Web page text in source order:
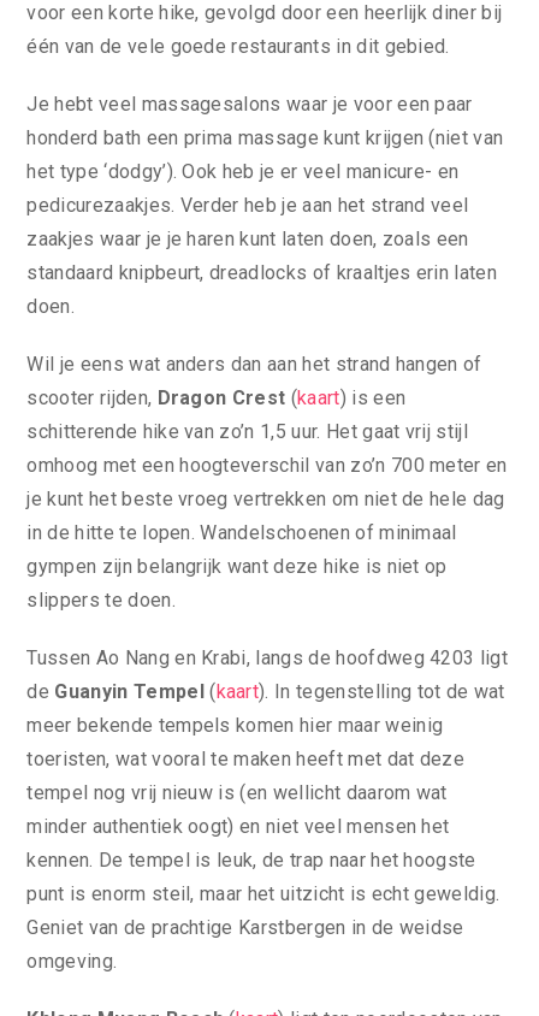
voor een korte hike, gevolgd door een heerlijk diner bij
één van de vele goede restaurants in dit gebied.
Je hebt veel massagesalons waar je voor een paar
honderd bath een prima massage kunt krijgen (niet van
het type ‘dodgy’). Ook heb je er veel manicure- en
pedicurezaakjes. Verder heb je aan het strand veel
zaakjes waar je je haren kunt laten doen, zoals een
standaard knipbeurt, dreadlocks of kraaltjes erin laten
doen.
Wil je eens wat anders dan aan het strand hangen of
scooter rijden, Dragon Crest (kaart) is een
schitterende hike van zo’n 1,5 uur. Het gaat vrij stijl
omhoog met een hoogteverschil van zo’n 700 meter en
je kunt het beste vroeg vertrekken om niet de hele dag
in de hitte te lopen. Wandelschoenen of minimaal
gympen zijn belangrijk want deze hike is niet op
slippers te doen.
Tussen Ao Nang en Krabi, langs de hoofdweg 4203 ligt
de Guanyin Tempel ( kaart). In tegenstelling tot de wat
meer bekende tempels komen hier maar weinig
toeristen, wat vooral te maken heeft met dat deze
tempel nog vrij nieuw is (en wellicht daarom wat
minder authentiek oogt) en niet veel mensen het
kennen. De tempel is leuk, de trap naar het hoogste
punt is enorm steil, maar het uitzicht is echt geweldig.
Geniet van de prachtige Karstbergen in de weidse
omgeving.